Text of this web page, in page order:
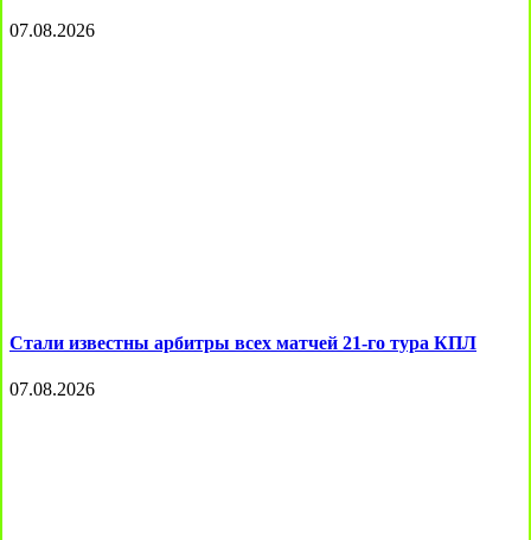
07.08.2026
Стали известны арбитры всех матчей 21-го тура КПЛ
07.08.2026